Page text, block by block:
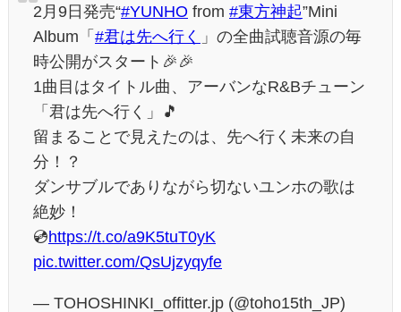
2月9日発売“#YUNHO from #東方神起”Mini
Album「 #君は先へ行く
」の全曲試聴音源の毎
時公開がスタート🎉🎉
1曲目はタイトル曲、アーバンなR&Bチューン
「君は先へ行く」🎵
留まることで見えたのは、先へ行く未来の自
分！？
ダンサブルでありながら切ないユンホの歌は
絶妙！
💿https://t.co/a9K5tuT0yK
pic.twitter.com/QsUjzyqyfe
— TOHOSHINKI_offitter.jp (@toho15th_JP)